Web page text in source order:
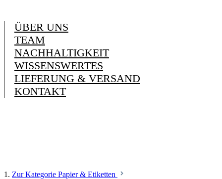
ÜBER UNS
TEAM
NACHHALTIGKEIT
WISSENSWERTES
LIEFERUNG & VERSAND
KONTAKT
1. Zur Kategorie Papier & Etiketten